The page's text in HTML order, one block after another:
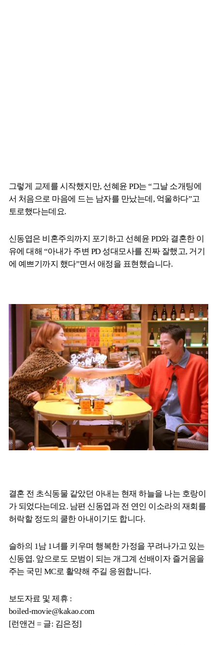
그렇게 교제를 시작했지만, 선혜윤 PD는 “그날 소개팅에
서 처음으로 마음에 드는 남자를 만났는데, 억울하다”고
토로했다는데요.
신동엽은 비혼주의까지 포기하고 선혜윤 PD와 결혼한 이
유에 대해 “아내가 주변 PD 성대모사를 진짜 잘했고, 거기
에 예쁘기까지 했다”면서 애정을 표현했습니다.
결혼 전 초식동물 같았던 아내는 현재 하늘을 나는 호랑이
가 되었다는데요. 남편 신동엽과 전 연인 이소라의 재회를
허락할 정도의 쿨한 아내이기도 합니다.
슬하의 1남 1녀를 키우며 행복한 가정을 꾸려나가고 있는
신동엽. 앞으로도 모범이 되는 개그계 선배이자 즐거움을
주는 국민 MC로 활약해 주길 응원합니다.
보도자료 및 제휴 :
boiled-movie@kakao.com
[런앤건 = 글: 김은정]